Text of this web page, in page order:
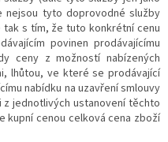
nejsou tyto doprovodné služby
s tím, že tuto konkrétní cenu
povinen prodávajícímu
ceny z možností nabízených
lhůtou, ve které se prodávající
nabídku na uzavření smlouvy
z jednotlivých ustanovení těchto
kupní cenou celková cena zboží